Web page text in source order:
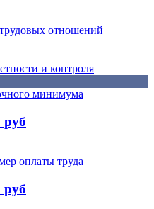
отношений
и контроля
минимума
руб
оплаты труда
руб